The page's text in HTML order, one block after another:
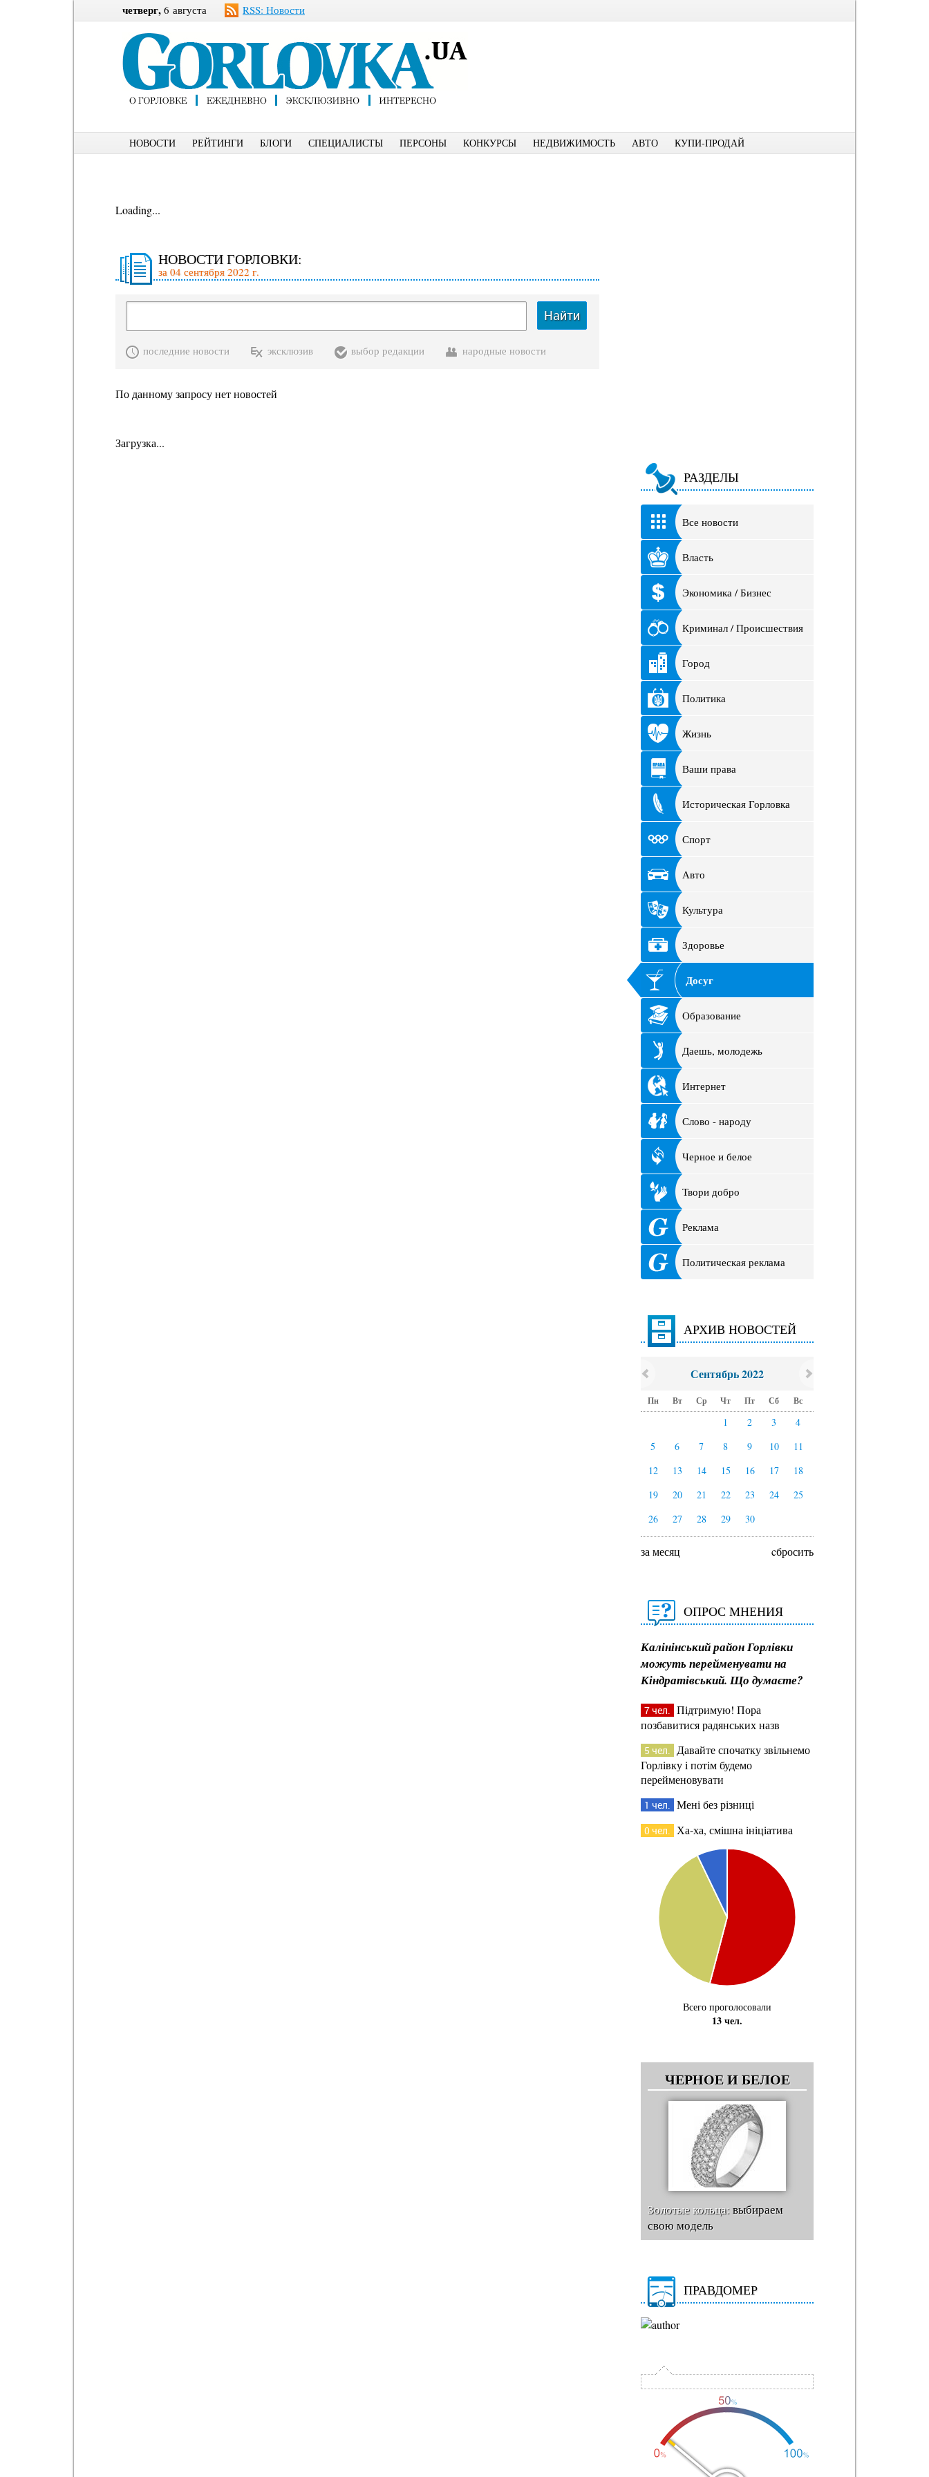
четверг, 6 августа RSS: Новости
НОВОСТИ РЕЙТИНГИ БЛОГИ СПЕЦИАЛИСТЫ ПЕРСОНЫ КОНКУРСЫ НЕДВИЖИМОСТЬ АВТО КУПИ-ПРОДАЙ
Loading...
НОВОСТИ ГОРЛОВКИ:
за 04 сентября 2022 г.
Найти
последние новости эксклюзив выбор редакции народные новости
По данному запросу нет новостей
Загрузка...
РАЗДЕЛЫ
Все новости
Власть
Экономика / Бизнес
Криминал / Происшествия
Город
Политика
Жизнь
Ваши права
Историческая Горловка
Спорт
Авто
Культура
Здоровье
Досуг
Образование
Даешь, молодежь
Интернет
Слово - народу
Черное и белое
Твори добро
Реклама
Политическая реклама
АРХИВ НОВОСТЕЙ
Сентябрь 2022
Пн Вт Ср Чт Пт Сб Вс
1 2 3
4
5
6 7 8 9 10
11
12
13 14 15 16 17
18
19
20 21 22 23 24
25
26
27 28 29 30
за месяц cбросить
ОПРОС МНЕНИЯ
Калінінський район Горлівки
можуть перейменувати на
Кіндратівський. Що думаєте?
7 чел. Підтримую! Пора
позбавитися радянських назв
5 чел. Давайте спочатку звільнемо
Горлівку і потім будемо
перейменовувати
1 чел. Мені без різниці
0 чел. Ха-ха, смішна ініціатива
Всего проголосовали
13 чел.
ЧЕРНОЕ И БЕЛОЕ
Золотые кольца:выбираем
свою модель
ПРАВДОМЕР